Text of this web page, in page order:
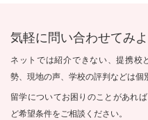
気軽に問い合わせてみよ
ネットでは紹介できない、提携校
勢、現地の声、学校の評判などは個
留学についてお困りのことがあれ
ど希望条件をご相談ください。